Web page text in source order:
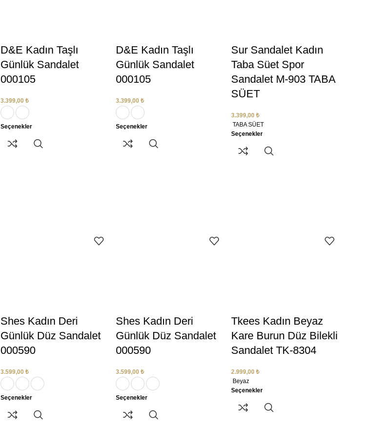
D&E Kadın Taşlı
Günlük Sandalet
000105
3.399,00 ₺
Seçenekler
D&E Kadın Taşlı
Günlük Sandalet
000105
3.399,00 ₺
Seçenekler
Sur Sandalet Kadın
Taba Süet Spor
Sandalet M-903 TABA
SÜET
3.399,00 ₺
TABA SÜET
Seçenekler
Shes Kadın Deri
Günlük Düz Sandalet
000590
3.599,00 ₺
Seçenekler
Shes Kadın Deri
Günlük Düz Sandalet
000590
3.599,00 ₺
Seçenekler
Tkees Kadın Beyaz
Kare Burun Düz Bilekli
Sandalet TK-8304
2.999,00 ₺
Beyaz
Seçenekler